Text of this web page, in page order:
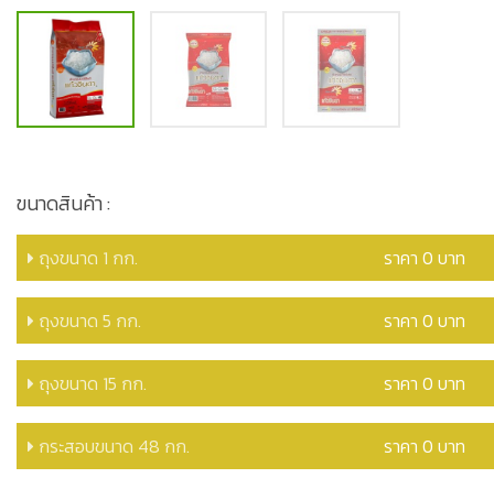
ขนาดสินค้า :
ถุงขนาด 1 กก. ราคา 0 บาท
ถุงขนาด 5 กก. ราคา 0 บาท
ถุงขนาด 15 กก. ราคา 0 บาท
กระสอบขนาด 48 กก. ราคา 0 บาท